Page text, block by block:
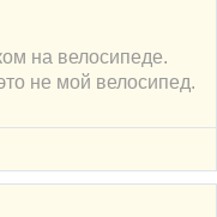
на велосипеде.
не мой велосипед.